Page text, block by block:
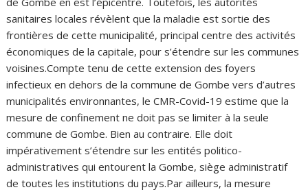
sanitaires locales révèlent que la maladie est sortie des
frontières de cette municipalité, principal centre des activités
économiques de la capitale, pour s’étendre sur les communes
voisines.Compte tenu de cette extension des foyers
infectieux en dehors de la commune de Gombe vers d’autres
municipalités environnantes, le CMR-Covid-19 estime que la
mesure de confinement ne doit pas se limiter à la seule
commune de Gombe. Bien au contraire. Elle doit
impérativement s’étendre sur les entités politico-
administratives qui entourent la Gombe, siège administratif
de toutes les institutions du pays.Par ailleurs, la mesure